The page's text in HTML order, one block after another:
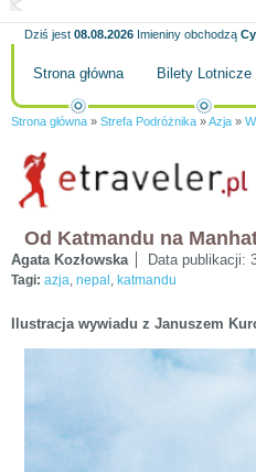
Dziś jest 08.08.2026 Imieniny obchodzą
Strona główna Bilety Lotnicze
Strona główna » Strefa Podróżnika »Azja »
Od Katmandu na
Agata Kozłowska Data publikacji:
Tagi: azja, nepal , katmandu
Ilustracja wywiadu z Januszem